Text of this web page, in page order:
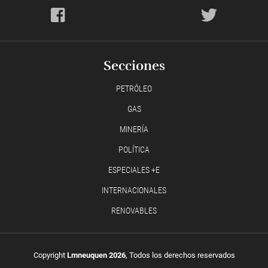
Secciones
PETRÓLEO
GAS
MINERÍA
POLÍTICA
ESPECIALES +E
INTERNACIONALES
RENOVABLES
Copyright Lmneuquen 2026, Todos los derechos reservados